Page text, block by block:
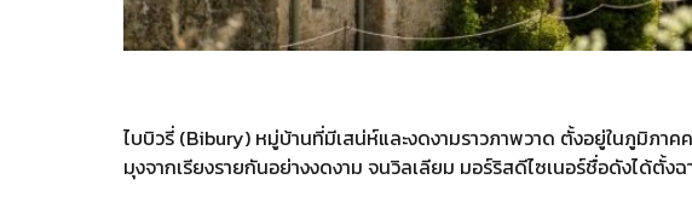
ไบบิวรี่ (Bibury) หมู่บ้านที่มีเสน่ห์และงดงามราวภาพวาด ตั้งอยู่ในภูมิภา
มุงจากเรียงรายกันอย่างงดงาม จนวิลเลียม มอร์ริสดีไซเนอร์ชื่อดังได้